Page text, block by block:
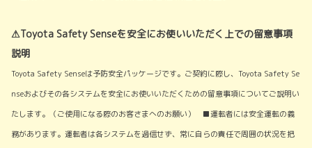
⚠Toyota Safety Senseを安全にお使いいただく上での留意事項
説明
Toyota Safety Senseは予防安全パッケージです。ご契約に際し、Toyota Safety Se
nseおよびその各システムを安全にお使いいただくための留意事項についてご説明い
たします。（ご使用になる際のお客さまへのお願い） ■運転者には安全運転の義
務があります。運転者は各システムを過信せず、常に自らの責任で周囲の状況を把